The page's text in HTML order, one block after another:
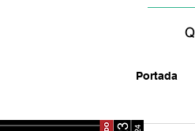
Portada